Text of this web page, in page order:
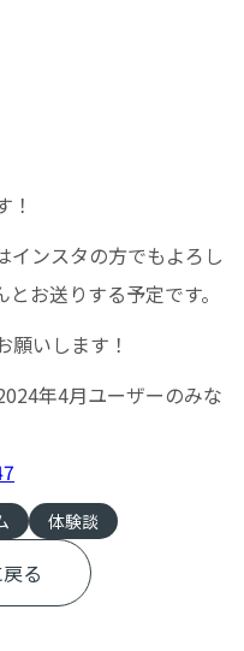
！
インスタの方でもよろし
お送りする予定です。
いします！
年4月ユーザーのみな
体験談
る